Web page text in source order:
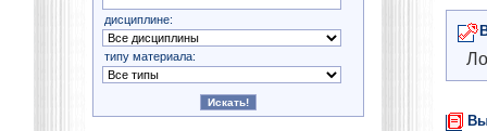
дисциплине:
типу материала: